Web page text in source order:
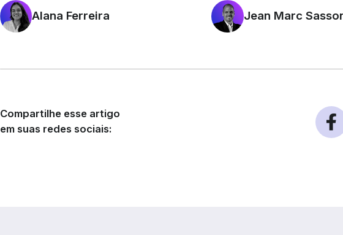
Alana Ferreira Jean Marc
Compartilhe esse artigo
em suas redes sociais: